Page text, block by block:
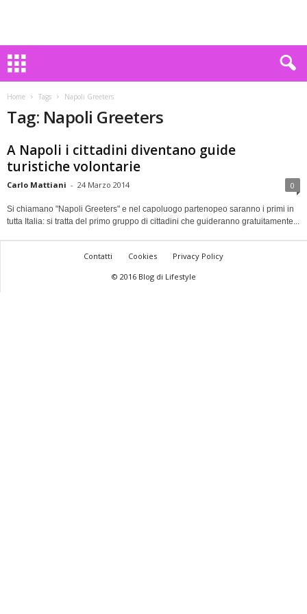
Home Tags Napoli Greeters
Tag: Napoli Greeters
A Napoli i cittadini diventano guide
turistiche volontarie
Carlo Mattiani - 24 Marzo 2014 0
Si chiamano "Napoli Greeters" e nel capoluogo partenopeo saranno i primi in
tutta Italia: si tratta del primo gruppo di cittadini che guideranno gratuitamente...
Contatti Cookies
Privacy Policy
© 2016 Blog di Lifestyle